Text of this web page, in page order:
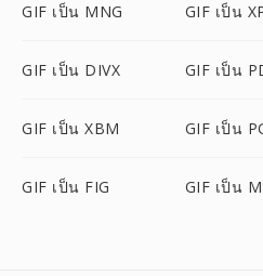
GIF เป็น MNG GIF เป็น
GIF เป็น DIVX GIF เป็น
GIF เป็น XBM GIF เป็น
GIF เป็น FIG GIF เป็น